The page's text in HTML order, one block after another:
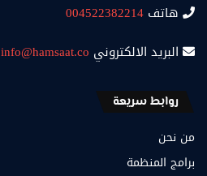
هاتف 004522382214
البريد الالكتروني info@hamsaat.co
روابط سريعة
من نحن
برامج المنظمة